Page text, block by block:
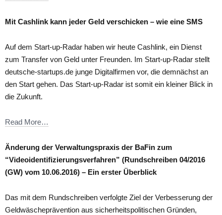
Mit Cashlink kann jeder Geld verschicken – wie eine SMS
Auf dem Start-up-Radar haben wir heute Cashlink, ein Dienst
zum Transfer von Geld unter Freunden. Im Start-up-Radar stellt
deutsche-startups.de junge Digitalfirmen vor, die demnächst an
den Start gehen. Das Start-up-Radar ist somit ein kleiner Blick in
die Zukunft.
Read More…
Änderung der Verwaltungspraxis der BaFin zum
“Videoidentifizierungsverfahren” (Rundschreiben 04/2016
(GW) vom 10.06.2016) – Ein erster Überblick
Das mit dem Rundschreiben verfolgte Ziel der Verbesserung der
Geldwäscheprävention aus sicherheitspolitischen Gründen,